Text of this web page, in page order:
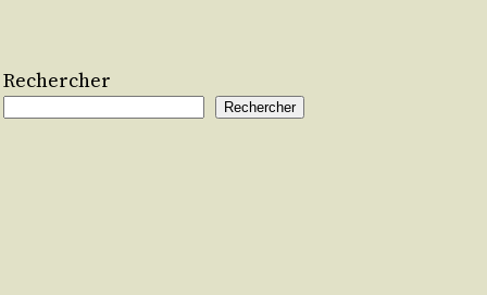
Rechercher
Rechercher